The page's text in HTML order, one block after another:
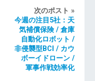
次のポスト »
今週の注目5社：天
気補償保険 / 倉庫
自動化ロボット /
非侵襲型BCI / カウ
ボーイドローン /
軍事作戦効率化